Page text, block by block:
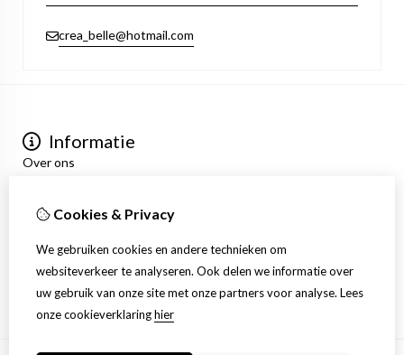
crea_belle@hotmail.com
Informatie
Over ons
Algemene voorwaarden
Mijn account
Inloggen
Bestelhistorie
Verlanglijst
Nieuwsbrief
Cookies & Privacy
We gebruiken cookies en andere technieken om
websiteverkeer te analyseren. Ook delen we informatie over
uw gebruik van onze site met onze partners voor analyse. Lees
onze cookieverklaringhier